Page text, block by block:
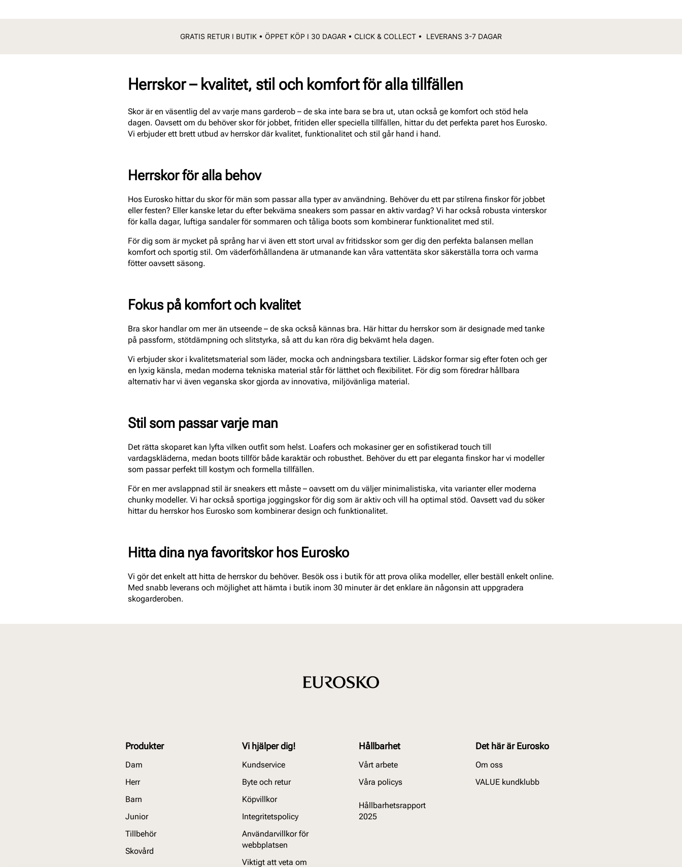
GRATIS RETUR I BUTIK • ÖPPET KÖP I 30 DAGAR • CLICK & COLLECT • LEVERANS 3-7 DAGAR
Herrskor – kvalitet, stil och komfort för alla tillfällen
Skor är en väsentlig del av varje mans garderob – de ska inte bara se bra ut, utan också ge komfort och stöd hela
dagen. Oavsett om du behöver skor för jobbet, fritiden eller speciella tillfällen, hittar du det perfekta paret hos Eurosko.
Vi erbjuder ett brett utbud av herrskor där kvalitet, funktionalitet och stil går hand i hand.
Herrskor för alla behov
Hos Eurosko hittar du skor för män som passar alla typer av användning. Behöver du ett par stilrena finskor för jobbet
eller festen? Eller kanske letar du efter bekväma sneakers som passar en aktiv vardag? Vi har också robusta vinterskor
för kalla dagar, luftiga sandaler för sommaren och tåliga boots som kombinerar funktionalitet med stil.
För dig som är mycket på språng har vi även ett stort urval av fritidsskor som ger dig den perfekta balansen mellan
komfort och sportig stil. Om väderförhållandena är utmanande kan våra vattentäta skor säkerställa torra och varma
fötter oavsett säsong.
Fokus på komfort och kvalitet
Bra skor handlar om mer än utseende – de ska också kännas bra. Här hittar du herrskor som är designade med tanke
på passform, stötdämpning och slitstyrka, så att du kan röra dig bekvämt hela dagen.
Vi erbjuder skor i kvalitetsmaterial som läder, mocka och andningsbara textilier. Lädskor formar sig efter foten och ger
en lyxig känsla, medan moderna tekniska material står för lätthet och flexibilitet. För dig som föredrar hållbara
alternativ har vi även veganska skor gjorda av innovativa, miljövänliga material.
Stil som passar varje man
Det rätta skoparet kan lyfta vilken outfit som helst. Loafers och mokasiner ger en sofistikerad touch till
vardagskläderna, medan boots tillför både karaktär och robusthet. Behöver du ett par eleganta finskor har vi modeller
som passar perfekt till kostym och formella tillfällen.
För en mer avslappnad stil är sneakers ett måste – oavsett om du väljer minimalistiska, vita varianter eller moderna
chunky modeller. Vi har också sportiga joggingskor för dig som är aktiv och vill ha optimal stöd. Oavsett vad du söker
hittar du herrskor hos Eurosko som kombinerar design och funktionalitet.
Hitta dina nya favoritskor hos Eurosko
Vi gör det enkelt att hitta de herrskor du behöver. Besök oss i butik för att prova olika modeller, eller beställ enkelt online.
Med snabb leverans och möjlighet att hämta i butik inom 30 minuter är det enklare än någonsin att uppgradera
skogarderoben.
Produkter
Dam
Herr
Barn
Junior
Tillbehör
Skovård
Vi hjälper dig!
Kundservice
Byte och retur
Köpvillkor
Integritetspolicy
Användarvillkor för
webbplatsen
Viktigt att veta om
Hållbarhet
Vårt arbete
Våra policys
Hållbarhetsrapport
2025
Det här är Eurosko
Om oss
VALUE kundklubb